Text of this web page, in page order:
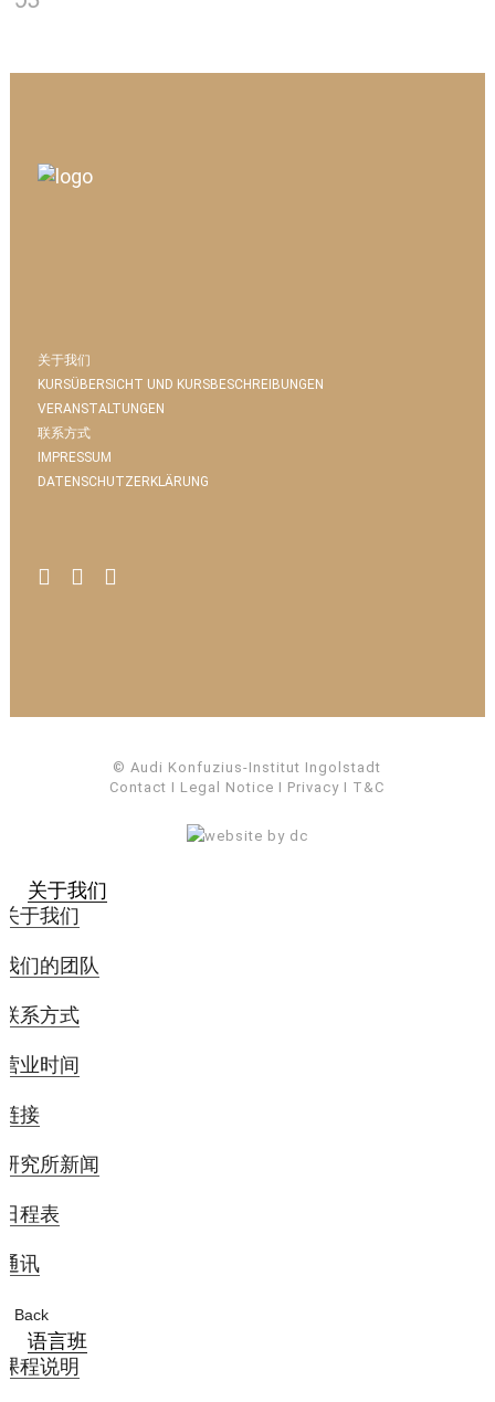
关于我们
KURSÜBERSICHT UND KURSBESCHREIBUNGEN
VERANSTALTUNGEN
联系方式
IMPRESSUM
DATENSCHUTZERKLÄRUNG
© Audi Konfuzius-Institut Ingolstadt
Contact I Legal Notice I Privacy I T&C
关于我们
关于我们
我们的团队
联系方式
营业时间
链接
研究所新闻
日程表
通讯
Back
语言班
课程说明